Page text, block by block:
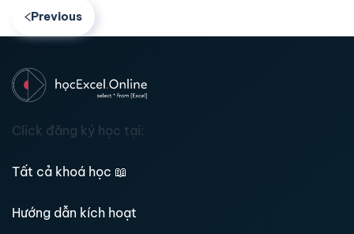
Previous
Click đăng ký học tại:
Tất cả khoá học 📖
Hướng dẫn kích hoạt